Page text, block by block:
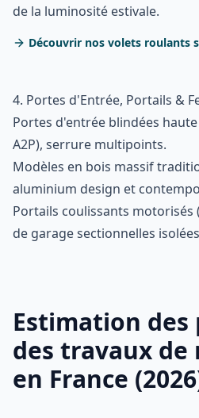
de la luminosité estivale.
Découvrir nos volets roulants
4. Portes d'Entrée, Portails &
Portes d'entrée blindées
A2P), serrure multipoints.
Modèles en bois massif
aluminium design et
Portails coulissants motorisés
de garage sectionnelles
Estimation des
des travaux de
en France